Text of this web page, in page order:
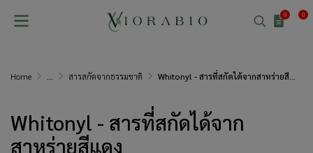
0 0
Home สารสกัดจากธรรมชาติ Whitonyl - สารที่สกัดได้จากสาหร่ายสีแดง
Whitonyl - สารที่สกัดได้จาก
สาหร่ายสีแดง